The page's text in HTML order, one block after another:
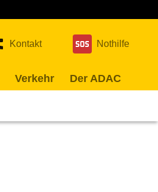
Kontakt Nothilfe
Verkehr Der ADAC